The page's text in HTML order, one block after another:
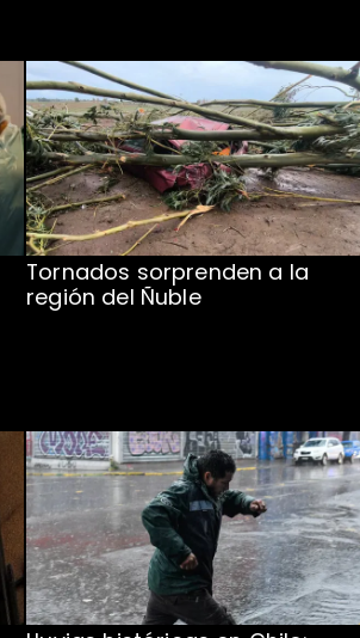
Tornados sorprenden a la
región del Ñuble